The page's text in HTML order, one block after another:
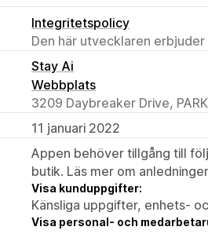
Integritetspolicy
Den här utvecklaren
Stay Ai
Webbplats
3209 Daybreaker Drive,
11 januari 2022
Appen behöver tillgång till
butik. Läs mer om
Visa kunduppgifter:
Känsliga uppgifter, enhets-
Visa personal- och